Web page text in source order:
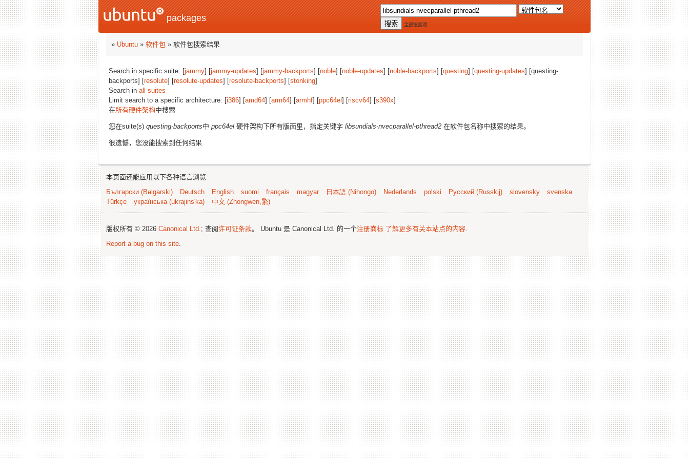
packages
全部搜索项
» Ubuntu » 软件包 » 软件包搜索结果
Search in specific suite: [jammy] [jammy-updates] [jammy-backports] [noble] [noble-updates] [noble-backports] [questing] [questing-updates] [questing-
backports] [resolute] [resolute-updates] [resolute-backports] [stonking]
Search in all suites
Limit search to a specific architecture: [i386] [amd64] [arm64] [armhf] [ppc64el ] [riscv64] [s390x]
在所有硬件架构中搜索
您在suite(s) questing-backports中 ppc64el 硬件架构下所有版面里，指定关键字 libsundials-nvecparallel-pthread2 在软件包名称中搜索的结果。
很遗憾，您没能搜索到任何结果
本页面还能应用以下各种语言浏览:
Български (Bəlgarski)
Deutsch English suomi français magyar 日本語 (Nihongo) Nederlands polski Русский (Russkij) slovensky
svenska
Türkçe
українська (ukrajins'ka) 中文 (Zhongwen,繁)
版权所有 © 2026 Canonical Ltd.; 查阅许可证条款。 Ubuntu 是 Canonical Ltd. 的一个注册商标 了解更多有关本站点的内容.
Report a bug on this site.